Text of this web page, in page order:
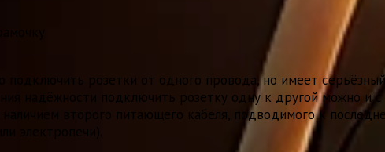
подключить розетки от одного провода, но имеет
надёжности подключить розетку одну к другой можно
наличием второго питающего кабеля, подводимого к